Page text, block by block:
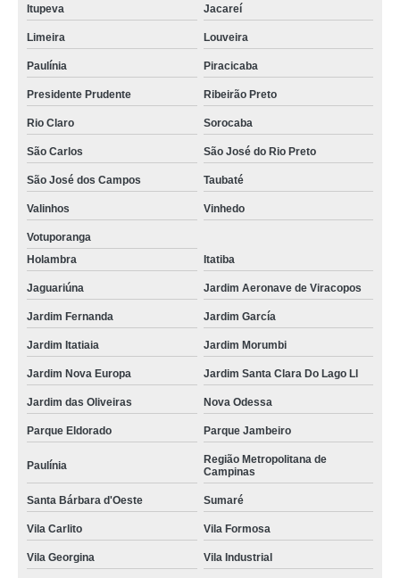
Itupeva Jacareí
Limeira Louveira
Paulínia Piracicaba
Presidente Prudente Ribeirão Preto
Rio Claro Sorocaba
São Carlos São José do Rio Preto
São José dos Campos Taubaté
Valinhos Vinhedo
Votuporanga
Holambra
Itatiba
Jaguariúna Jardim Aeronave de Viracopos
Jardim Fernanda Jardim García
Jardim Itatiaia Jardim Morumbi
Jardim Nova Europa Jardim Santa Clara Do Lago Ll
Jardim das Oliveiras Nova Odessa
Parque Eldorado Parque Jambeiro
Paulínia
Região Metropolitana de
Campinas
Santa Bárbara d'Oeste Sumaré
Vila Carlito Vila Formosa
Vila Georgina Vila Industrial